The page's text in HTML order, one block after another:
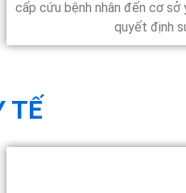
cấp cứu bệnh nhân đến cơ
quyết định
TẾ